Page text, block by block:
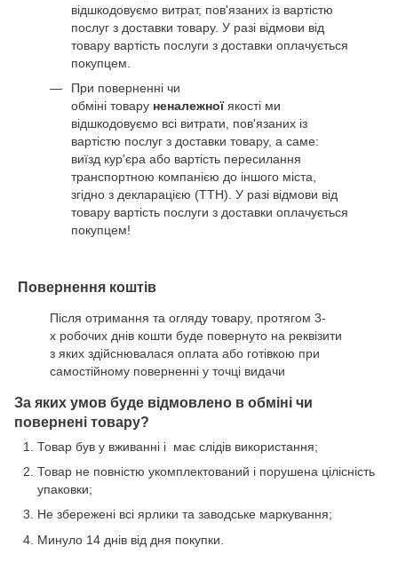
відшкодовуємо витрат, пов'язаних із вартістю
послуг з доставки товару. У разі відмови від
товару вартість послуги з доставки оплачується
покупцем.
При поверненні чи
обміні товару неналежноїякості ми
відшкодовуємо всі витрати, пов'язаних із
вартістю послуг з доставки товару, а саме:
виїзд кур'єра або вартість пересилання
транспортною компанією до іншого міста,
згідно з декларацією (ТТН). У разі відмови від
товару вартість послуги з доставки оплачується
покупцем!
Повернення коштів
Після отримання та огляду товару, протягом 3-
х робочих днів кошти буде повернуто на реквізити
з яких здійснювалася оплата або готівкою при
самостійному поверненні у точці видачи
За яких умов буде відмовлено в обміні чи
повернені товару?
Товар був у вживанні і має слідів використання;
Товар не повністю укомплектований і порушена цілісність
упаковки;
Не збережені всі ярлики та заводське маркування;
Минуло 14 днів від дня покупки.